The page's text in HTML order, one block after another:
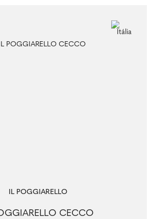
IL POGGIARELLO
CECCO